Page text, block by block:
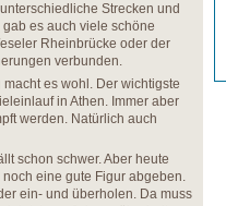
Strecken und
es auch viele schöne
Rheinbrücke oder der
verbunden.
es wohl. Der wichtigste
in Athen. Immer aber
werden. Natürlich auch
schon schwer. Aber heute
eine gute Figur abgeben.
ein- und überholen. Da muss